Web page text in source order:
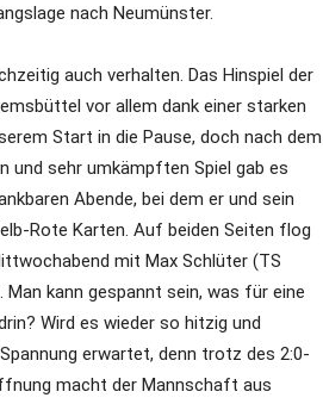
nach Neumünster.
auch verhalten. Das Hinspiel der
vor allem dank einer starken
Start in die Pause, doch nach dem
und sehr umkämpften Spiel gab es
Abende, bei dem er und sein
Rote Karten. Auf beiden Seiten flog
mit Max Schlüter (TS
kann gespannt sein, was für eine
Wird es wieder so hitzig und
erwartet, denn trotz des 2:0-
macht der Mannschaft aus